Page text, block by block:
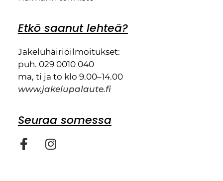
Etkö saanut lehteä?
Jakeluhäiriöilmoitukset:
puh. 029 0010 040
ma, ti ja to klo 9.00–14.00
www.jakelupalaute.fi
Seuraa somessa